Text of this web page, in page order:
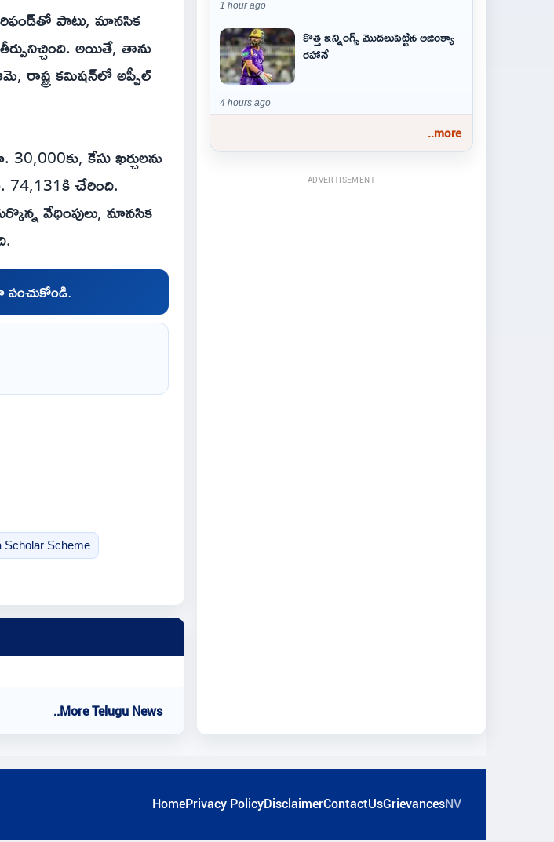
రిఫండ్‌తో పాటు, మానసిక
అయితే, తాను
రాష్ట్ర కమిషన్‌లో అప్పీల్
కేసు ఖర్చులను
చేరింది.
వేధింపులు, మానసిక
పంచుకోండి.
Scholar Scheme
..More Telugu News
1 hour ago
కొత్త ఇన్నింగ్స్ మొదలుపెట్టిన అజింక్యా
రహానే
4 hours ago
..more
ADVERTISEMENT
HomePrivacy PolicyDisclaimerContactUsGrievancesNV